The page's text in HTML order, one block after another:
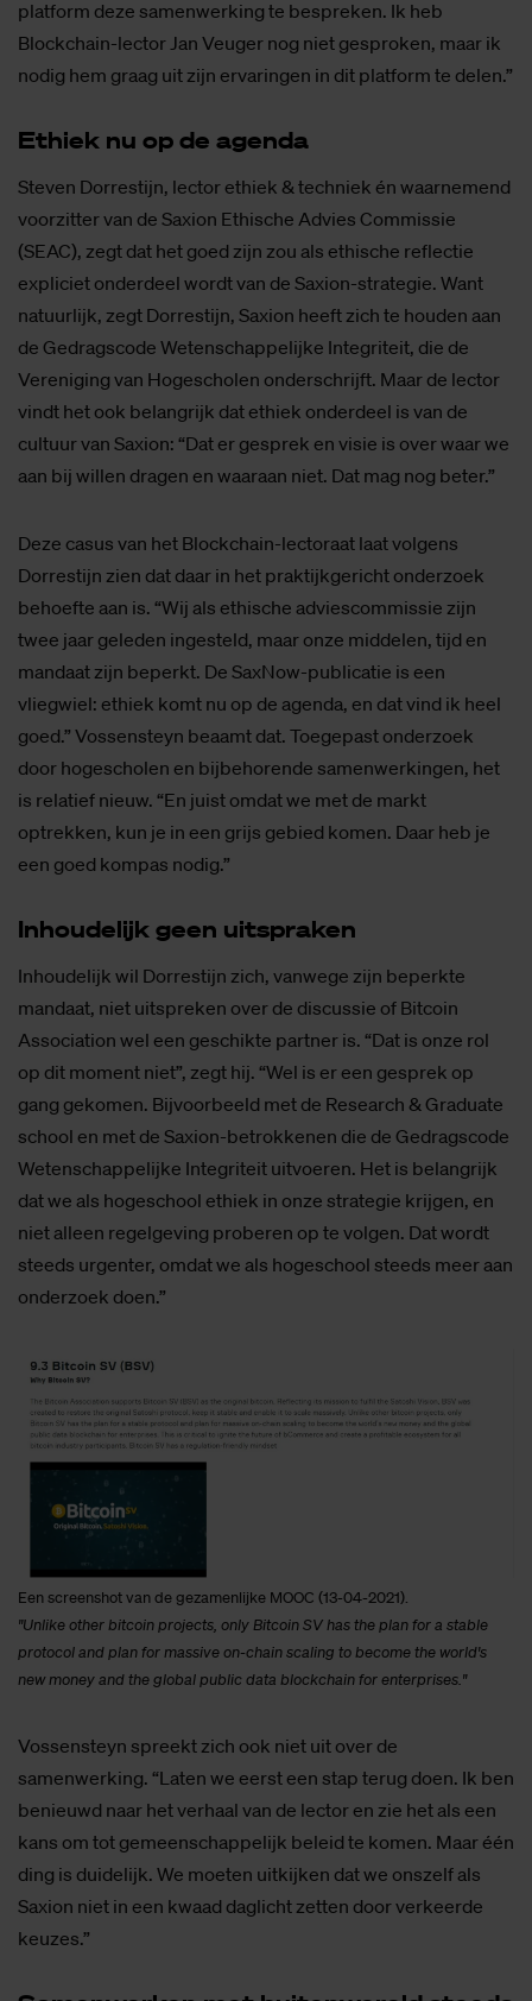
platform deze samenwerking te bespreken. Ik heb
Blockchain-lector Jan Veuger nog niet gesproken, maar ik
nodig hem graag uit zijn ervaringen in dit platform te delen.”
Ethiek nu op de agen­da
Steven Dorrestijn, lector ethiek & techniek én waarnemend
voorzitter van de Saxion Ethische Advies Commissie
(SEAC), zegt dat het goed zijn zou als ethische reflectie
expliciet onderdeel wordt van de Saxion-strategie. Want
natuurlijk, zegt Dorrestijn, Saxion heeft zich te houden aan
de Gedragscode Wetenschappelijke Integriteit, die de
Vereniging van Hogescholen onderschrijft. Maar de lector
vindt het ook belangrijk dat ethiek onderdeel is van de
cultuur van Saxion: “Dat er gesprek en visie is over waar we
aan bij willen dragen en waaraan niet. Dat mag nog beter.”
Deze casus van het Blockchain-lectoraat laat volgens
Dorrestijn zien dat daar in het praktijkgericht onderzoek
behoefte aan is. “Wij als ethische adviescommissie zijn
twee jaar geleden ingesteld, maar onze middelen, tijd en
mandaat zijn beperkt. De SaxNow-publicatie is een
vliegwiel: ethiek komt nu op de agenda, en dat vind ik heel
goed.” Vossensteyn beaamt dat. Toegepast onderzoek
door hogescholen en bijbehorende samenwerkingen, het
is relatief nieuw. “En juist omdat we met de markt
optrekken, kun je in een grijs gebied komen. Daar heb je
een goed kompas nodig.”
In­hou­de­lijk geen uit­spra­ken
Inhoudelijk wil Dorrestijn zich, vanwege zijn beperkte
mandaat, niet uitspreken over de discussie of Bitcoin
Association wel een geschikte partner is. “Dat is onze rol
op dit moment niet”, zegt hij. “Wel is er een gesprek op
gang gekomen. Bijvoorbeeld met de Research & Graduate
school en met de Saxion-betrokkenen die de Gedragscode
Wetenschappelijke Integriteit uitvoeren. Het is belangrijk
dat we als hogeschool ethiek in onze strategie krijgen, en
niet alleen regelgeving proberen op te volgen. Dat wordt
steeds urgenter, omdat we als hogeschool steeds meer aan
onderzoek doen.”
Een screenshot van de gezamenlijke MOOC (13-04-2021).
"Unlike other bitcoin projects, only Bitcoin SV has the plan for a stable
protocol and plan for massive on-chain scaling to become the world's
new money and the global public data blockchain for enterprises."
Vossensteyn spreekt zich ook niet uit over de
samenwerking. “Laten we eerst een stap terug doen. Ik ben
benieuwd naar het verhaal van de lector en zie het als een
kans om tot gemeenschappelijk beleid te komen. Maar één
ding is duidelijk. We moeten uitkijken dat we onszelf als
Saxion niet in een kwaad daglicht zetten door verkeerde
keuzes.”